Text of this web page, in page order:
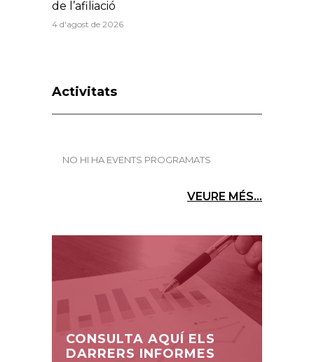
de l’afiliació
4 d'agost de 2026
Activitats
NO HI HA EVENTS PROGRAMATS
VEURE MÉS...
CONSULTA AQUÍ ELS
DARRERS INFORMES